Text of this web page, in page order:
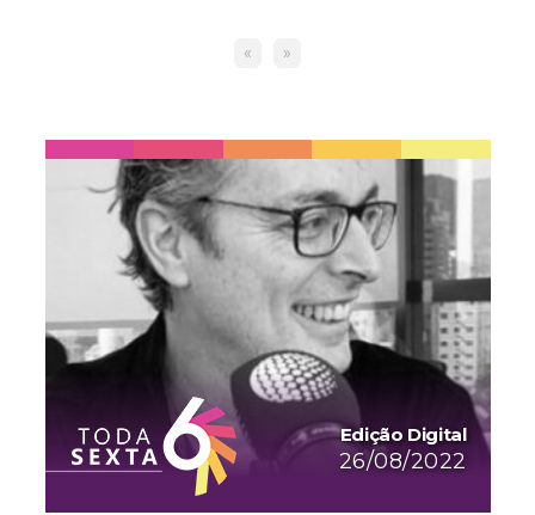
« »
Edição Digital
26/08/2022